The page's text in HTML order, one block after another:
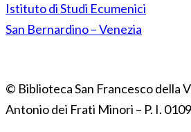
Istituto di Studi Ecumenici
San Bernardino – Venezia
© Biblioteca San Francesco della
Antonio dei Frati Minori – P. I.